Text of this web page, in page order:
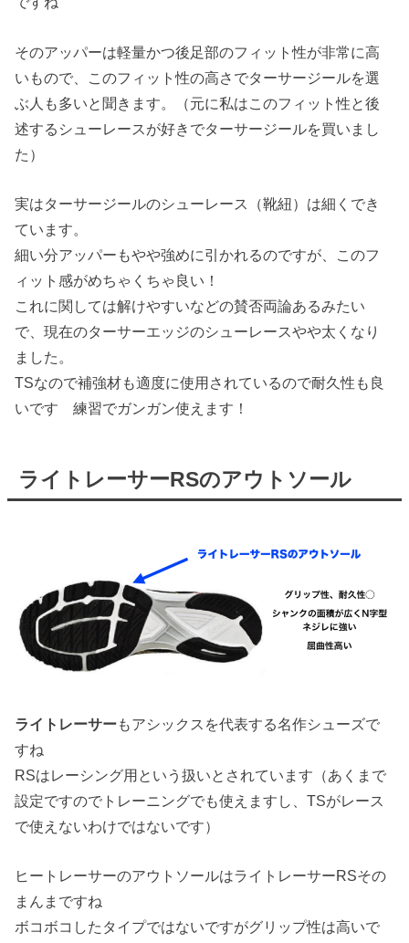
そのアッパーは軽量かつ後足部のフィット性が非常に高
いもので、このフィット性の高さでターサージールを選
ぶ人も多いと聞きます。（元に私はこのフィット性と後
述するシューレースが好きでターサージールを買いまし
た）
実はターサージールのシューレース（靴紐）は細くでき
ています。
細い分アッパーもやや強めに引かれるのですが、このフ
ィット感がめちゃくちゃ良い！
これに関しては解けやすいなどの賛否両論あるみたい
で、現在のターサーエッジのシューレースやや太くなり
ました。
TSなので補強材も適度に使用されているので耐久性も良
いです 練習でガンガン使えます！
ライトレーサーRSのアウトソール
ライトレーサーもアシックスを代表する名作シューズで
すね
RSはレーシング用という扱いとされています（あくまで
設定ですのでトレーニングでも使えますし、TSがレース
で使えないわけではないです）
ヒートレーサーのアウトソールはライトレーサーRSその
まんまですね
ボコボコしたタイプではないですがグリップ性は高いで